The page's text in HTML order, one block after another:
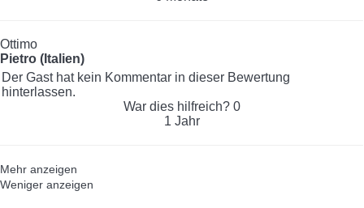
Ottimo
Pietro (Italien)
Der Gast hat kein Kommentar in dieser Bewertung
hinterlassen.
War dies hilfreich? 0
1 Jahr
Mehr anzeigen
Weniger anzeigen